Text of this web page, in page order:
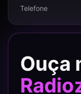
Telefone
Ouça